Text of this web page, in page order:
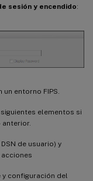
sesión y encendido:
entorno FIPS.
elementos si
anterior.
de usuario) y
configuración del